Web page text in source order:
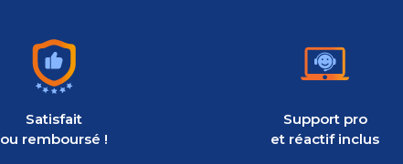
Satisfait
ou remboursé !
Support pro
et réactif inclus